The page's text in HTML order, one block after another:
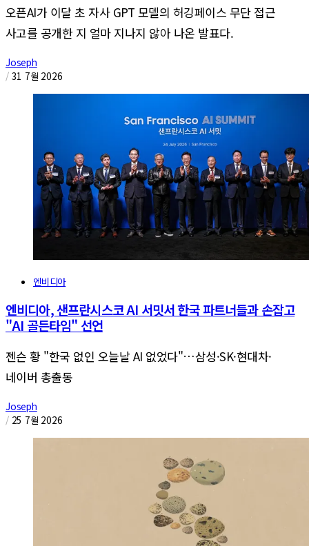
오픈AI가 이달 초 자사 GPT 모델의 허깅페이스 무단 접근
사고를 공개한 지 얼마 지나지 않아 나온 발표다.
Joseph
/ 31 7월 2026
엔비디아
엔비디아, 샌프란시스코 AI 서밋서 한국 파트너들과 손잡고
"AI 골든타임" 선언
젠슨 황 "한국 없인 오늘날 AI 없었다"…삼성·SK·현대차·
네이버 총출동
Joseph
/ 25 7월 2026